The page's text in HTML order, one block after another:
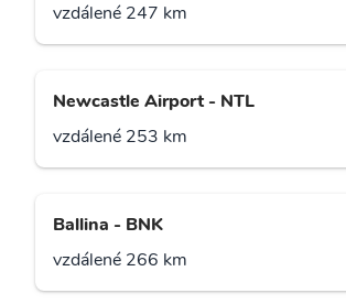
vzdálené 247 km
Newcastle Airport - NTL
vzdálené 253 km
Ballina - BNK
vzdálené 266 km